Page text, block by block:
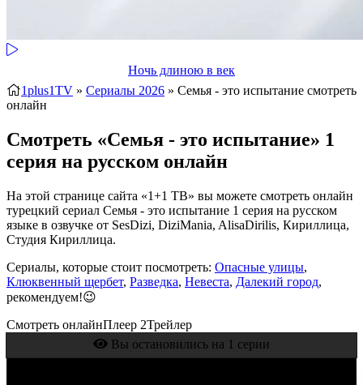
Ночь длиною в век
1plus1TV » Сериалы 2026 » Семья - это испытание смотреть
онлайн
Смотреть «Семья - это испытание» 1
серия на русском онлайн
На этой странице сайта «1+1 ТВ» вы можете смотреть онлайн
турецкий сериал Семья - это испытание 1 серия на русском
языке в озвучке от SesDizi, DiziMania, AlisaDirilis, Кириллица,
Студия Кириллица.
Сериалы, которые стоит посмотреть: Опасные улицы,
Клюквенный щербет, Разведка, Невеста, Далекий город,
рекомендуем!😉
Смотреть онлайнПлеер 2Трейлер
Вы остановились на 1 серии